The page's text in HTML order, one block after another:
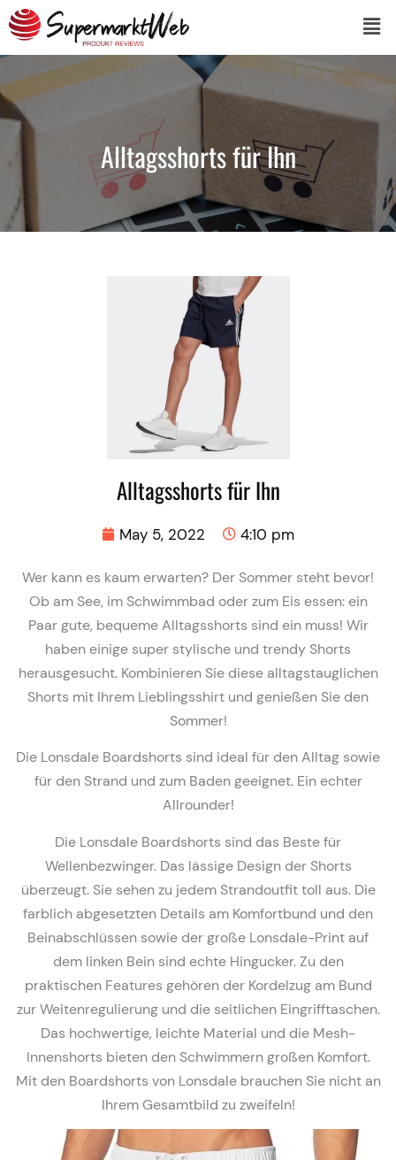
Alltagsshorts für Ihn
Alltagsshorts für Ihn
May 5, 2022 4:10 pm
Wer kann es kaum erwarten? Der Sommer steht bevor!
Ob am See, im Schwimmbad oder zum Eis essen: ein
Paar gute, bequeme Alltagsshorts sind ein muss! Wir
haben einige super stylische und trendy Shorts
herausgesucht. Kombinieren Sie diese alltagstauglichen
Shorts mit Ihrem Lieblingsshirt und genießen Sie den
Sommer!
Die Lonsdale Boardshorts sind ideal für den Alltag sowie
für den Strand und zum Baden geeignet. Ein echter
Allrounder!
Die Lonsdale Boardshorts sind das Beste für
Wellenbezwinger. Das lässige Design der Shorts
überzeugt. Sie sehen zu jedem Strandoutfit toll aus. Die
farblich abgesetzten Details am Komfortbund und den
Beinabschlüssen sowie der große Lonsdale-Print auf
dem linken Bein sind echte Hingucker. Zu den
praktischen Features gehören der Kordelzug am Bund
zur Weitenregulierung und die seitlichen Eingrifftaschen.
Das hochwertige, leichte Material und die Mesh-
Innenshorts bieten den Schwimmern großen Komfort.
Mit den Boardshorts von Lonsdale brauchen Sie nicht an
Ihrem Gesamtbild zu zweifeln!